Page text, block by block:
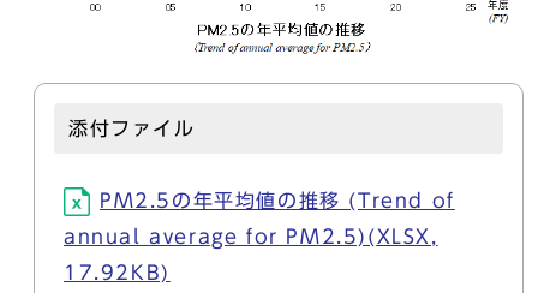
添付ファイル
PM2.5の年平均値の推移 (Trend of
annual average for PM2.5)(XLSX,
17.92KB)